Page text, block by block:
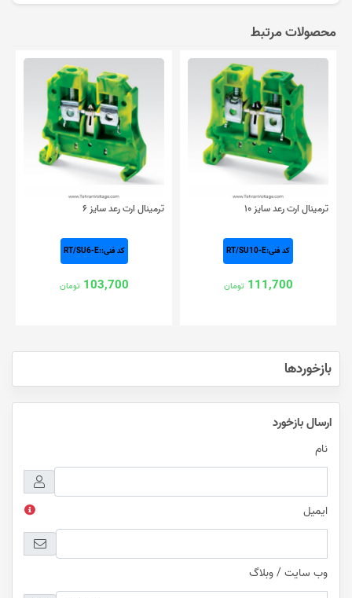
محصولات مرتبط
ترمینال ارت رعد سایز ۱۰
کد فنی:RT/SU10-E
111,700 تومان
ترمینال ارت رعد سایز ۶
کد فنی::RT/SU6-E
103,700 تومان
بازخوردها
ارسال بازخورد
نام
ایمیل
وب سایت / وبلاگ